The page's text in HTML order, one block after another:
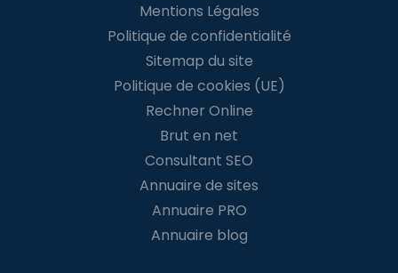
Mentions Légales
Politique de confidentialité
Sitemap du site
Politique de cookies (UE)
Rechner Online
Brut en net
Consultant SEO
Annuaire de sites
Annuaire PRO
Annuaire blog